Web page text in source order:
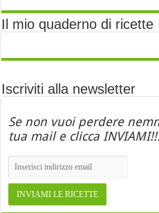
Il mio quaderno di ricette
Iscriviti alla newsletter
Se non vuoi perdere
tua mail e clicca